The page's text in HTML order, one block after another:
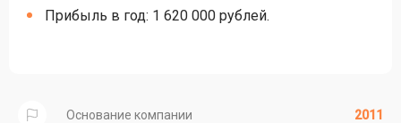
Прибыль в год: 1 620 000 рублей.
Основание компании 2011